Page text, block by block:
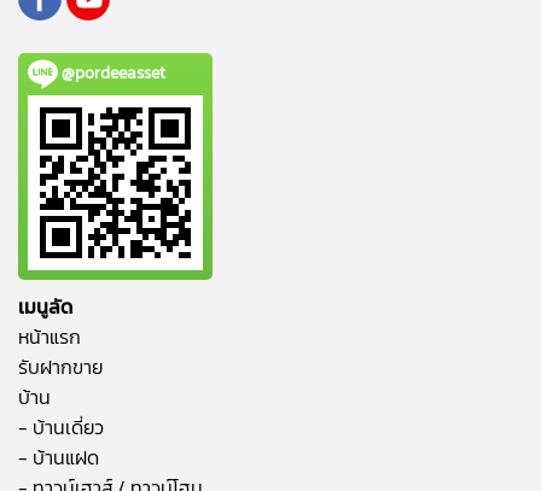
@pordeeasset
เมนูลัด
หน้าแรก
รับฝากขาย
บ้าน
- บ้านเดี่ยว
- บ้านแฝด